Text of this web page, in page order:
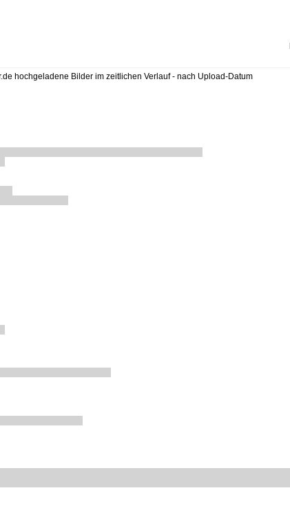
hochgeladene Bilder im zeitlichen Verlauf - nach Upload-Datum